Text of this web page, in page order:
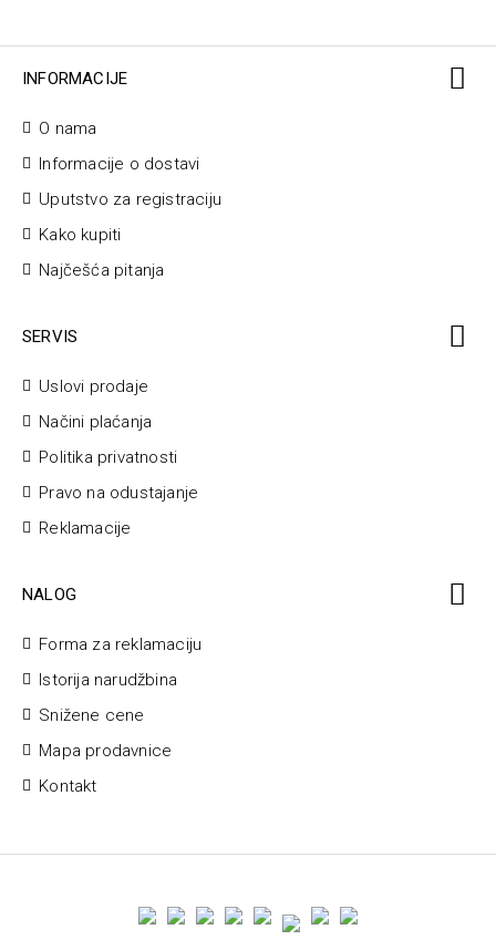
INFORMACIJE
O nama
Informacije o dostavi
Uputstvo za registraciju
Kako kupiti
Najčešća pitanja
SERVIS
Uslovi prodaje
Načini plaćanja
Politika privatnosti
Pravo na odustajanje
Reklamacije
NALOG
Forma za reklamaciju
Istorija narudžbina
Snižene cene
Mapa prodavnice
Kontakt